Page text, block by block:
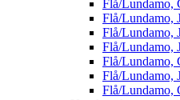
Flå/Lundamo,
Flå/Lundamo,
Flå/Lundamo,
Flå/Lundamo,
Flå/Lundamo,
Flå/Lundamo,
Flå/Lundamo,